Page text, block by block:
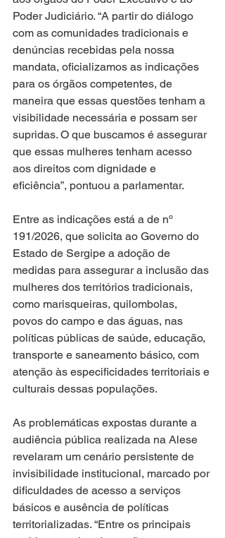
Poder Judiciário. “A partir do diálogo
com as comunidades tradicionais e
denúncias recebidas pela nossa
mandata, oficializamos as indicações
para os órgãos competentes, de
maneira que essas questões tenham a
visibilidade necessária e possam ser
supridas. O que buscamos é assegurar
que essas mulheres tenham acesso
aos direitos com dignidade e
eficiência”, pontuou a parlamentar.
Entre as indicações está a de nº
191/2026, que solicita ao Governo do
Estado de Sergipe a adoção de
medidas para assegurar a inclusão das
mulheres dos territórios tradicionais,
como marisqueiras, quilombolas,
povos do campo e das águas, nas
políticas públicas de saúde, educação,
transporte e saneamento básico, com
atenção às especificidades territoriais e
culturais dessas populações.
As problemáticas expostas durante a
audiência pública realizada na Alese
revelaram um cenário persistente de
invisibilidade institucional, marcado por
dificuldades de acesso a serviços
básicos e ausência de políticas
territorializadas. “Entre os principais